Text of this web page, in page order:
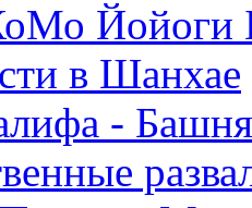
Йойоги
в Шанхае
-